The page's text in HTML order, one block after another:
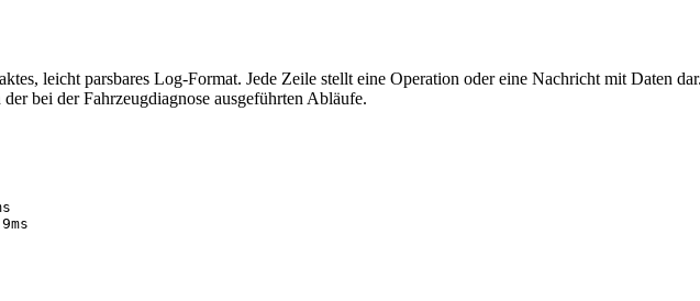
leicht parsbares Log-Format. Jede Zeile stellt eine Operation oder eine Nachricht mit Daten
bei der Fahrzeugdiagnose ausgeführten Abläufe.